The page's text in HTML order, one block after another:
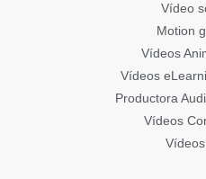
Vídeo
Motion
Vídeos
Vídeos
Productora
Vídeos